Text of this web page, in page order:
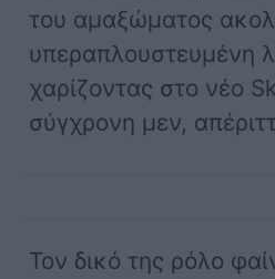
του αμαξώματος
υπεραπλουστευμένη
χαρίζοντας στο νέο
σύγχρονη μεν,
Τον δικό της ρόλο